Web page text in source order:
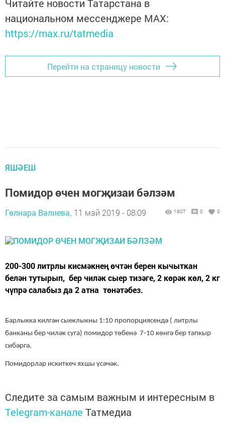
Читайте новости Татарстана в
национальном мессенджере MАХ:
https://max.ru/tatmedia
Перейти на страницу новости
ЯШӘЕШ
​​​​​​​Помидор өчен могҗизаи бәлзәм
Гөлнара Вәлиева, 11 май 2019 - 08:09 1907 0 0
200-300 литрлы кисмәкнең өчтән берен кычыткан
белән тутырып, бер чиләк сыер тизәге, 2 көрәк көл, 2 кг
чүпрә салабыз да 2 атна төнәтәбез.
Барлыкка килгән сыеклыкны 1:10 пропорциясендә ( литрлы
банканы бер чиләк суга) помидор төбенә 7-10 көнгә бер тапкыр
сибәргә.
Помидорлар искиткеч яхшы үсәчәк.
Следите за самым важным и интересным в
Telegram-канале Татмедиа